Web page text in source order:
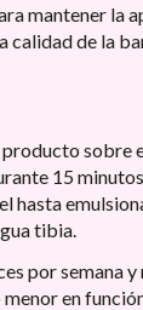
mantener la
calidad de la
producto sobre
15
hasta
tibia.
por semana y
en